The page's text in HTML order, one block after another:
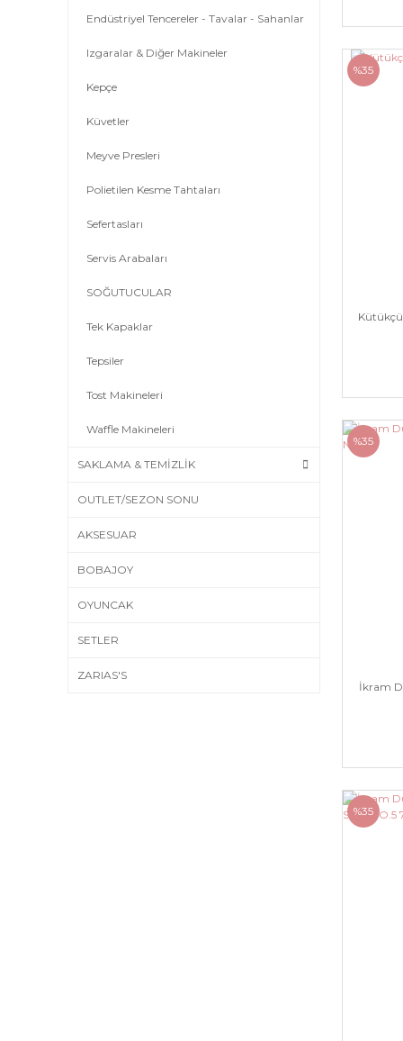
Endüstriyel Tencereler - Tavalar - Sahanlar
Izgaralar & Diğer Makineler
Kepçe
Küvetler
Meyve Presleri
Polietilen Kesme Tahtaları
Sefertasları
Servis Arabaları
SOĞUTUCULAR
Tek Kapaklar
Tepsiler
Tost Makineleri
Waffle Makineleri
SAKLAMA & TEMİZLİK
OUTLET/SEZON SONU
AKSESUAR
BOBAJOY
OYUNCAK
SETLER
ZARIAS'S
%35
%35
İkram
%35